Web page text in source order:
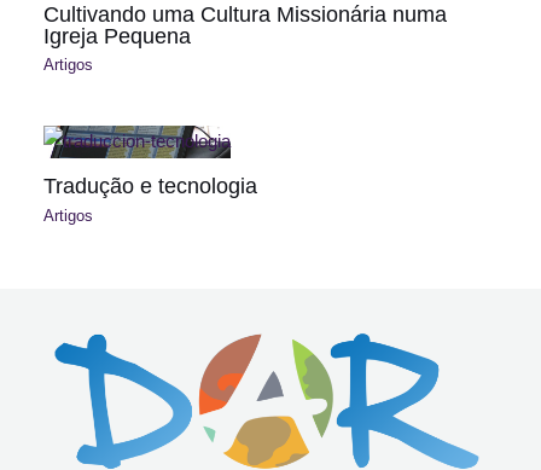
Cultivando uma Cultura Missionária numa
Igreja Pequena
Artigos
Tradução e tecnologia
Artigos